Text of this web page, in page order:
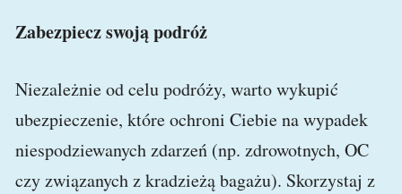
Zabezpiecz swoją podróż
Niezależnie od celu podróży, warto wykupić
ubezpieczenie, które ochroni Ciebie na wypadek
niespodziewanych zdarzeń (np. zdrowotnych, OC
czy związanych z kradzieżą bagażu). Skorzystaj z